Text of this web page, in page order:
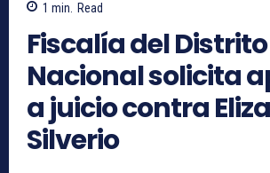
1 min. Read
Fiscalía del Distrito
Nacional solicita
a juicio contra
Silverio